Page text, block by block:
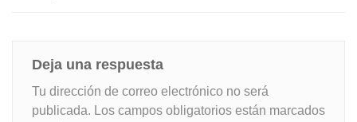
Deja una respuesta
Tu dirección de correo electrónico no será
publicada. Los campos obligatorios están marcados